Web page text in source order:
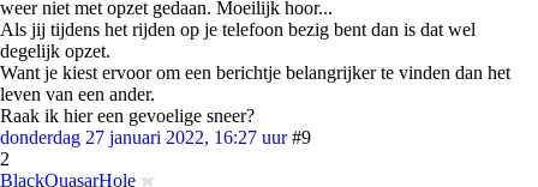
weer niet met opzet gedaan. Moeilijk hoor...
Als jij tijdens het rijden op je telefoon bezig bent dan is dat wel
degelijk opzet.
Want je kiest ervoor om een berichtje belangrijker te vinden dan het
leven van een ander.
Raak ik hier een gevoelige sneer?
donderdag 27 januari 2022, 16:27 uur #9
2
BlackQuasarHole